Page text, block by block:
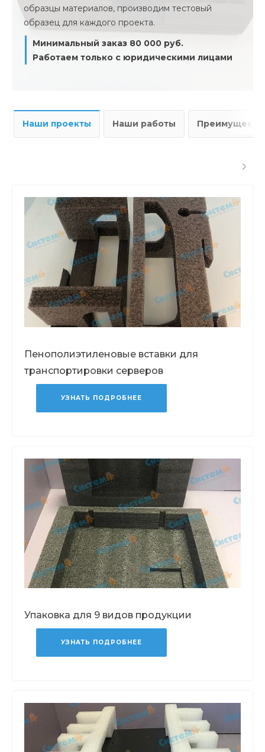
образцы материалов, производим тестовый
образец для каждого проекта.
Минимальный заказ 80 000 руб.
Работаем только с юридическими лицами
Наши проекты Наши работы
Пенополиэтиленовые вставки для
транспортировки серверов
УЗНАТЬ ПОДРОБНЕЕ
Упаковка для 9 видов продукции
УЗНАТЬ ПОДРОБНЕЕ